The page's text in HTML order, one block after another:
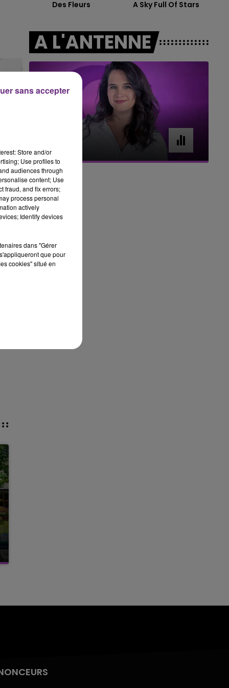
16h00 - 20h00
Des Fleurs A Sky Full Of Stars
A L'ANTENNE
Le week-end Champagne FM
Store and/or
Use profiles to
audiences through
content; Use
fraud, and fix errors;
process personal
actively
Identify devices
dans "Gérer
que pour
cookies" situé en
sans accepter